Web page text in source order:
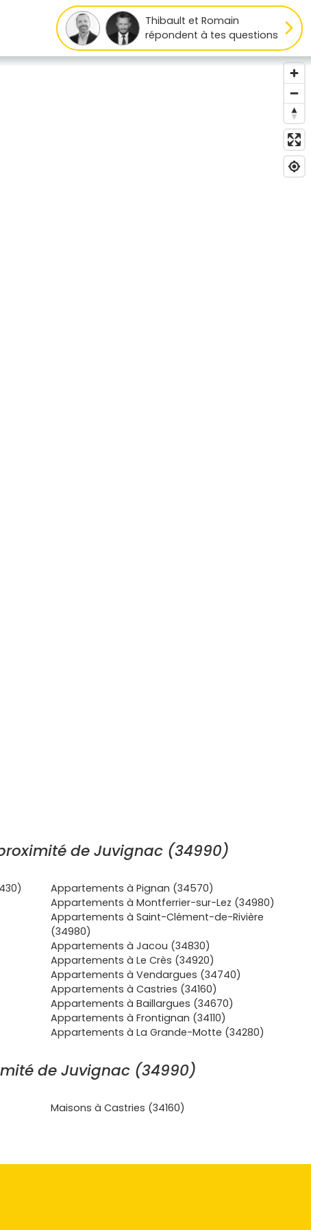
Thibault et Romain
répondent à tes questions
de Juvignac (34990)
Appartements à Pignan (34570)
Appartements à Montferrier-sur-Lez (34980)
Appartements à Saint-Clément-de-Rivière
(34980)
Appartements à Jacou (34830)
Appartements à Le Crès (34920)
Appartements à Vendargues (34740)
Appartements à Castries (34160)
Appartements à Baillargues (34670)
Appartements à Frontignan (34110)
Appartements à La Grande-Motte (34280)
de Juvignac (34990)
Maisons à Castries (34160)